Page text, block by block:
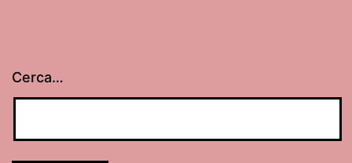
Cerca…